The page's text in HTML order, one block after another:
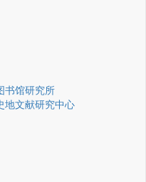
书馆研究所
地文献研究中心